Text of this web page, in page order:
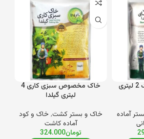
خاک بونسای ارگانیک 2 لیتری
آماده
خاک مخصوص سبزی کاری 4
لیتری گیلدا
خاک و بستر کشت, خاک و کود
آماده کاشت
تومان324.000